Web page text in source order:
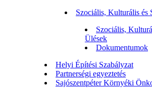
Szociális, Kulturális és
Szociális,
Ülések
Dokumentumok
Helyi Építési Szabályzat
Partnerségi egyeztetés
Sajószentpéter Környéki